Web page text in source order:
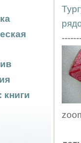
книги